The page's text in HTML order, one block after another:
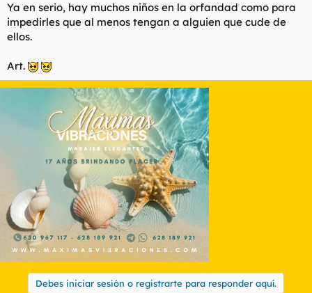
Ya en serio, hay muchos niños en la orfandad como para
impedirles que al menos tengan a alguien que cude de
ellos.
Art.
Debes iniciar sesión o registrarte para responder aquí.